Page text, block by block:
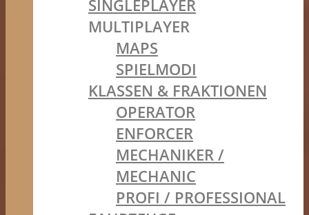
SINGLEPLAYER
MULTIPLAYER
MAPS
SPIELMODI
KLASSEN & FRAKTIONEN
OPERATOR
ENFORCER
MECHANIKER /
MECHANIC
PROFI / PROFESSIONAL